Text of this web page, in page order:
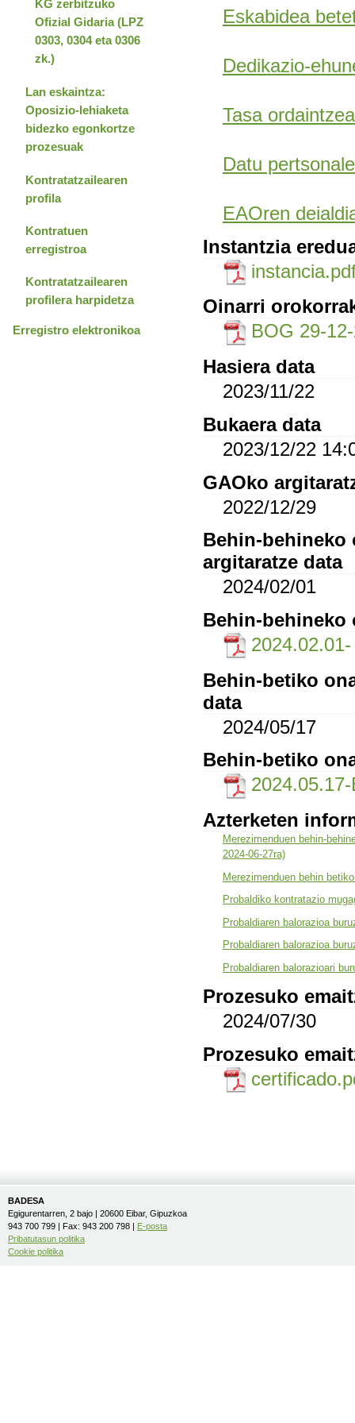
KG zerbitzuko
Ofizial Gidaria (LPZ
0303, 0304 eta 0306
zk.)
Lan eskaintza:
Oposizio-lehiaketa
bidezko egonkortze
prozesuak
Kontratatzailearen
profila
Kontratuen
erregistroa
Kontratatzailearen
profilera harpidetza
Erregistro elektronikoa
Eskabidea
Dedikazio-
Tasa
Datu
EAOren
Instantzia
Oinarri
BOG 29-
Hasiera data
2023/11/22
Bukaera data
2023/12/22
GAOko
2022/12/29
Behin-behineko
argitaratze data
2024/02/01
Behin-behineko
Behin-betiko
data
2024/05/17
Behin-betiko
Azterketen
Merezimenduen behin-
2024-06-27ra)
Merezimenduen behin
Probaldiko kontratazio
Probaldiaren balorazioa
Probaldiaren balorazioa
Probaldiaren balorazioari
Prozesuko
2024/07/30
Prozesuko
BADESA
Egigurentarren, 2 bajo | 20600 Eibar, Gipuzkoa
943 700 799 | Fax: 943 200 798 | E-posta
Pribatutasun politika
Cookie politika